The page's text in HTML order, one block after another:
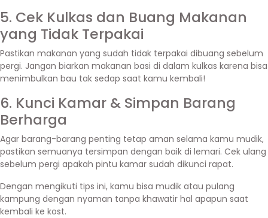
5. Cek Kulkas dan Buang Makanan
yang Tidak Terpakai
Pastikan makanan yang sudah tidak terpakai dibuang sebelum
pergi. Jangan biarkan makanan basi di dalam kulkas karena bisa
menimbulkan bau tak sedap saat kamu kembali!
6. Kunci Kamar & Simpan Barang
Berharga
Agar barang-barang penting tetap aman selama kamu mudik,
pastikan semuanya tersimpan dengan baik di lemari. Cek ulang
sebelum pergi apakah pintu kamar sudah dikunci rapat.
Dengan mengikuti tips ini, kamu bisa mudik atau pulang
kampung dengan nyaman tanpa khawatir hal apapun saat
kembali ke kost.